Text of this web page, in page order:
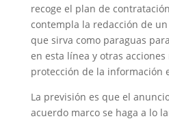
recoge el plan de
contempla la redacción de
que sirva como paraguas
en esta línea y otras
protección de la información
La previsión es que el
acuerdo marco se haga a lo